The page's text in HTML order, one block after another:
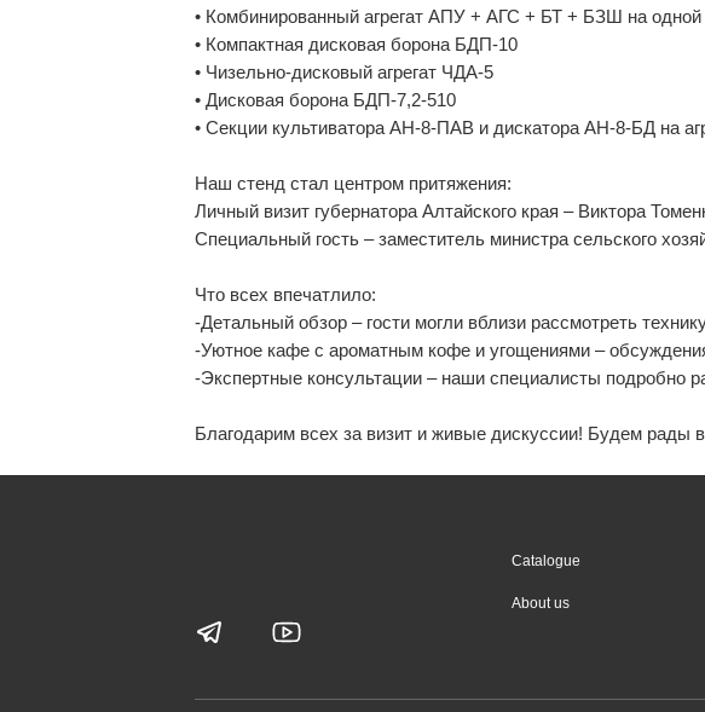
• Комбинированный агрегат АПУ + АГС + БТ + БЗШ на
• Компактная дисковая борона БДП-10
• Чизельно-дисковый агрегат ЧДА-5
• Дисковая борона БДП-7,2-510
• Секции культиватора АН-8-ПАВ и дискатора АН-8-БД на
Наш стенд стал центром притяжения:
Личный визит губернатора Алтайского края – Виктора
Специальный гость – заместитель министра сельского
Что всех впечатлило:
-Детальный обзор – гости могли вблизи рассмотреть
-Уютное кафе с ароматным кофе и угощениями –
-Экспертные консультации – наши специалисты подробно
Благодарим всех за визит и живые дискуссии! Будем рады
Catalogue
About us